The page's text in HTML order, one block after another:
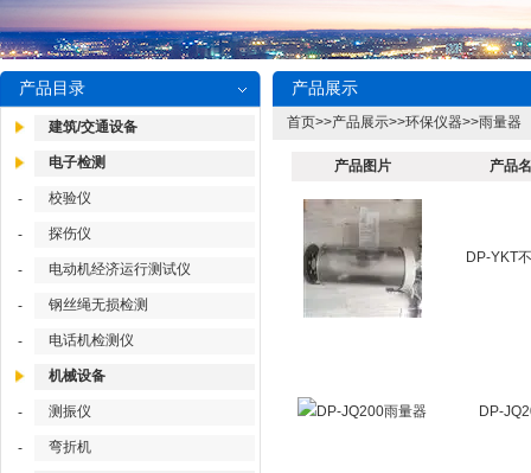
产品目录
建筑/交通设备
电子检测
- 校验仪
- 探伤仪
- 电动机经济运行测试仪
- 钢丝绳无损检测
- 电话机检测仪
机械设备
- 测振仪
- 弯折机
产品展示
首页>>产品展示>>环保仪器>>雨量器
产品图片 产品
DP-YKT
DP-